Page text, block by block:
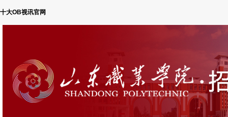
十大OB视讯官网